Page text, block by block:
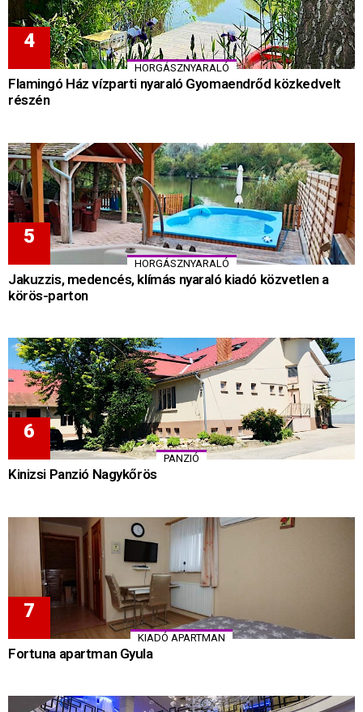
HORGÁSZNYARALÓ
Flamingó Ház vízparti nyaraló Gyomaendrőd közkedvelt
részén
HORGÁSZNYARALÓ
Jakuzzis, medencés, klímás nyaraló kiadó közvetlen a
körös-parton
PANZIÓ
Kinizsi Panzió Nagykőrös
KIADÓ APARTMAN
Fortuna apartman Gyula